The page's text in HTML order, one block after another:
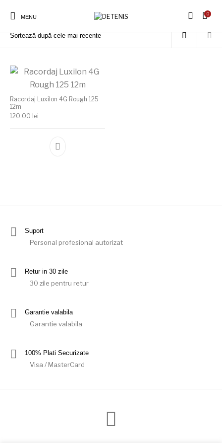
MENU
0
Prima pagină Produse etichetate „Racordaj Luxilon galben racheta tenis”
Racordaj Luxilon 4G Rough 125
12m
120.00 lei
Suport
Personal profesional autorizat
Retur in 30 zile
30 zile pentru retur
Garantie valabila
Garantie valabila
100% Plati Securizate
Visa / MasterCard